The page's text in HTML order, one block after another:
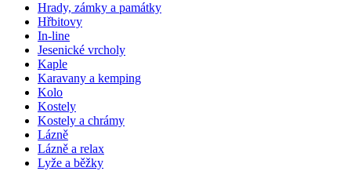
Hrady, zámky a památky
Hřbitovy
In-line
Jesenické vrcholy
Kaple
Karavany a kemping
Kolo
Kostely
Kostely a chrámy
Lázně
Lázně a relax
Lyže a běžky